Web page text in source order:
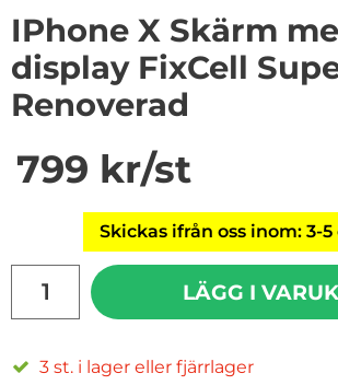
IPhone X Skärm
display FixCell
Renoverad
pris
799 kr/st
Skickas ifrån oss inom: 3-
LÄGG I
3 st. i lager eller fjärrlager